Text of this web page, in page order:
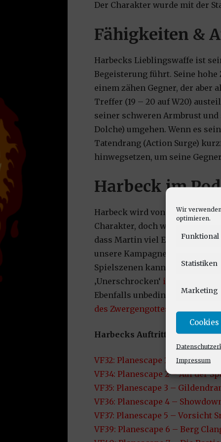
Wir
optimieren.
Funktional
Statistiken
Marketing
Impressum
Der Charakter wurde mit der
Fähigkeiten &
Harbecks Lieblingswaffe ist
Begeisterung führt. Seine
einem zähen Gegner, der aber
Treffer (19 – 20 auf W20)
seiner schweren Armbrust
Dolche) umgehen. Wenn es
Tatendrang (Action Surge)
hinwegsetzen, um seine
Harbeck im
Harbeck wird von Martin
Charakter, doch wenn man
dass Martin viel Erfahrung
unsere Kampagne bringt.
Spielszenen kann man
‚Unerschrocken‘ in Folge VF36
Ebenfalls unbedingt
des Zwergengottes Clangeddin.
Harbecks Auftritte:
VF32: Planescape 1 – Das Portal
VF34: Planescape 2 – Auf der
VF35: Planescape 3 –
VF36: Planescape 4 –
VF37: Planescape 5 – Vorsicht
VF39: Planescape 6 – Berg